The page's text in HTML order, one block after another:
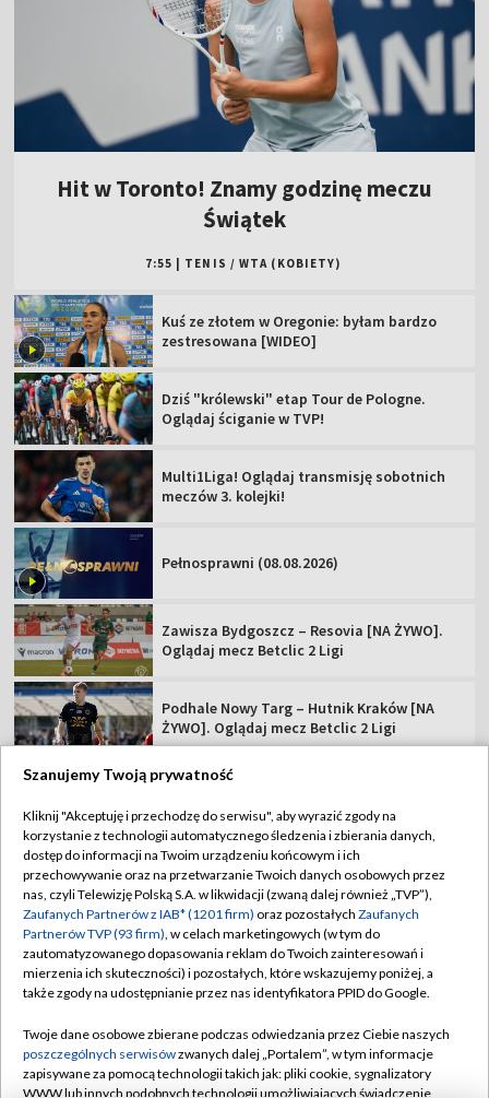
Hit w Toronto! Znamy godzinę meczu
Świątek
7:55 TENIS / WTA (KOBIETY)
Kuś ze złotem w Oregonie: byłam bardzo
zestresowana [WIDEO]
Dziś "królewski" etap Tour de Pologne.
Oglądaj ściganie w TVP!
Multi1Liga! Oglądaj transmisję sobotnich
meczów 3. kolejki!
Pełnosprawni (08.08.2026)
Zawisza Bydgoszcz – Resovia [NA ŻYWO].
Oglądaj mecz Betclic 2 Ligi
Podhale Nowy Targ – Hutnik Kraków [NA
ŻYWO]. Oglądaj mecz Betclic 2 Ligi
TVP
Abonament TVP
Sklep TVP
Biuro Reklamy
Oferta Handlowa
Emisja w TVP
Rada Programowa
Regulamin TVP
Polityka prywatności
Moje zgody
Biuro reklamy
Kanały
Szanujemy Twoją prywatność
Kliknij "Akceptuję i przechodzę do serwisu", aby wyrazić zgody na
korzystanie z technologii automatycznego śledzenia i zbierania danych,
dostęp do informacji na Twoim urządzeniu końcowym i ich
przechowywanie oraz na przetwarzanie Twoich danych osobowych przez
nas, czyli Telewizję Polską S.A. w likwidacji (zwaną dalej również „TVP”),
Zaufanych Partnerów z IAB* (1201 firm) oraz pozostałych Zaufanych
Partnerów TVP (93 firm), w celach marketingowych (w tym do
zautomatyzowanego dopasowania reklam do Twoich zainteresowań i
mierzenia ich skuteczności) i pozostałych, które wskazujemy poniżej, a
także zgody na udostępnianie przez nas identyfikatora PPID do Google.
Twoje dane osobowe zbierane podczas odwiedzania przez Ciebie naszych
poszczególnych serwisówzwanych dalej „Portalem”, w tym informacje
zapisywane za pomocą technologii takich jak: pliki cookie, sygnalizatory
WWW lub innych podobnych technologii umożliwiających świadczenie